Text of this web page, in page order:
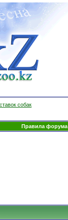
собак
Правила форума